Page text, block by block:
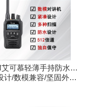
可慕轻薄手持防水对
F52D
计/数模兼容/坚固外观/